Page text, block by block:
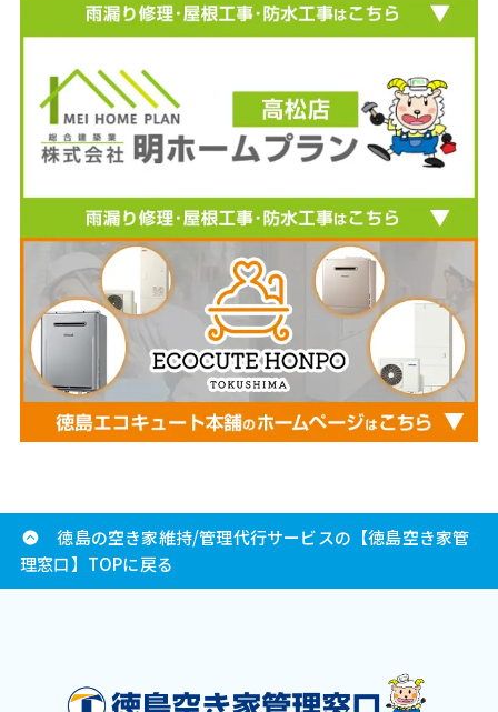
徳島の空き家維持/管理代行サービスの【徳島空き家管
理窓口】TOPに戻る